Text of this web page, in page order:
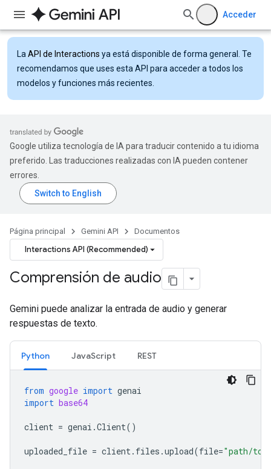
Acceder
La API de Interactions ya está disponible de forma general. Te
recomendamos que uses esta API para acceder a todos los
modelos y funciones más recientes.
Google utiliza tecnología de IA para traducir contenido a tu idioma
preferido. Las traducciones realizadas con IA pueden contener
errores.
Página principal Gemini API Documentos
Interactions API (Recommended)
Comprensión de audio
Gemini puede analizar la entrada de audio y generar
respuestas de texto.
Python JavaScript REST
from google import genai
import base64
client = genai .Client()
uploaded_file = client. files .upload(file="path/to/